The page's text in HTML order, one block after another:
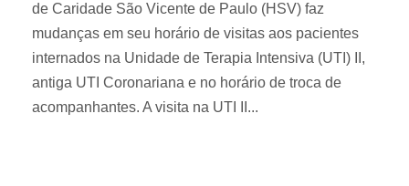
de Caridade São Vicente de Paulo (HSV) faz
mudanças em seu horário de visitas aos pacientes
internados na Unidade de Terapia Intensiva (UTI) II,
antiga UTI Coronariana e no horário de troca de
acompanhantes. A visita na UTI II...